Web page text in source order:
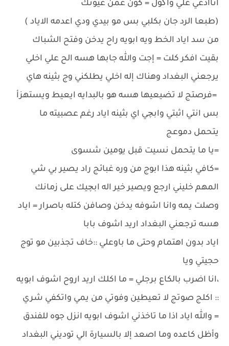
اناادعي علي واگول = كون عمن عيونك
(طبعا الرد جان بكلبي بس مو بيدي ودي اعدمه الاياد )
من سد اياد الخط ويه ابويه راح يدخن وفتح الشباك
بقيت افكر كلت = إجت والله جابها هسه الح علي اخلي
يرجعني البغداد وهناك إله اخلي يطلكني وج بثينه هاي
=فرصتج لا تضيعيها هسه هو بالبدايه ايعيط ويستهزأ
بس انتي اثبتي وابچي اي بثينه اياد رغم عصبيته ما
يتحمل دموعج
=يا ما يتحمل نسيت قبل يومين شسوى
=كافي بثينه هذا ابوج من وره غبائج راد يصير بي شي
المهم خليني ارجع ويصير خير اله ابچيك على زمانك
وصلت يمه وانا اشوفه يدخن وصافن كتله باصرار = اياد
هسه ترجعني البغداد اريد اشوف بابا
اياد بدون اهتمام وحتى ما باوعلي ::خاف تجذبين مو توج
حجيتي ويا
،انا اضرب بالكاع برجلي = ما اكلك اريد اروح اشوف ابويه
:: اكلج صوتج لا تعيطين وفوتي من يمي واتكفي شري
= والله اياد اذا ما تاخذني اشوف ابويه انزل جوه للفندق
وأظل كاعده وما اصعد إلا بالسيارة الي توديني البغداد